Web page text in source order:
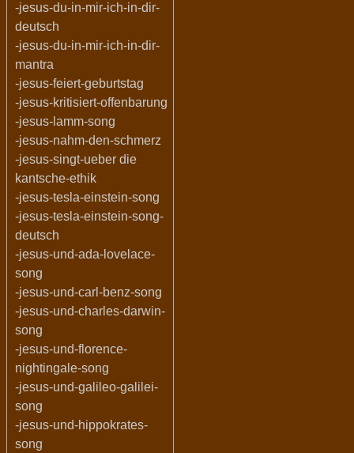
-jesus-du-in-mir-ich-in-dir-
deutsch
-jesus-du-in-mir-ich-in-dir-
mantra
-jesus-feiert-geburtstag
-jesus-kritisiert-offenbarung
-jesus-lamm-song
-jesus-nahm-den-schmerz
-jesus-singt-ueber die
kantsche-ethik
-jesus-tesla-einstein-song
-jesus-tesla-einstein-song-
deutsch
-jesus-und-ada-lovelace-
song
-jesus-und-carl-benz-song
-jesus-und-charles-darwin-
song
-jesus-und-florence-
nightingale-song
-jesus-und-galileo-galilei-
song
-jesus-und-hippokrates-
song